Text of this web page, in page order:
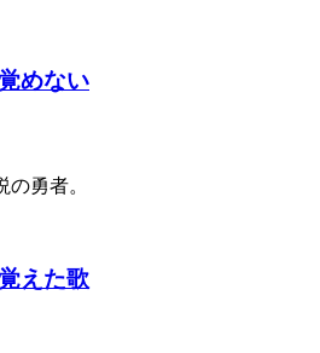
めない
の勇者。
えた歌